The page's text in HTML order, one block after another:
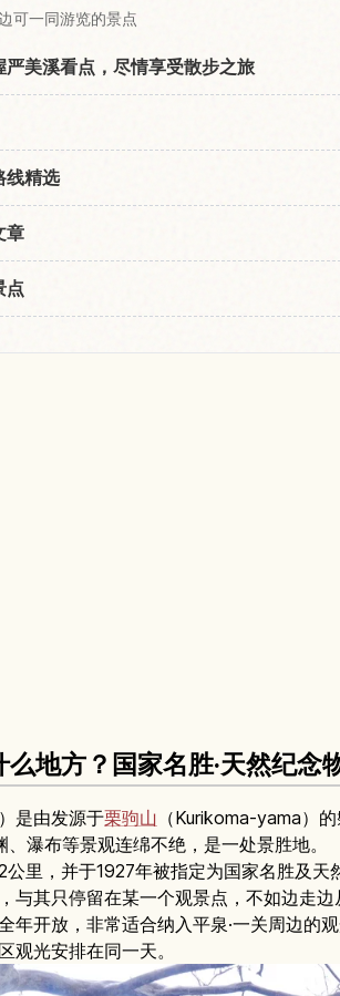
可一同游览的景点
严美溪看点，尽情享受散步之旅
线精选
章
点
么地方？国家名胜·天然纪念
是由发源于栗驹山 （Kurikoma-yama）
、瀑布等景观连绵不绝，是一处景胜地。
里，并于1927年被指定为国家名胜及天
与其只停留在某一个观景点，不如边走
年开放，非常适合纳入平泉·一关周边的观
观光安排在同一天。